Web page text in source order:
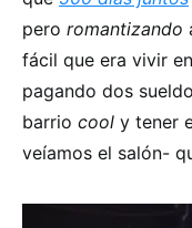
pero romantizando
fácil que era vivir
pagando dos
barrio cool y tener
veíamos el salón-